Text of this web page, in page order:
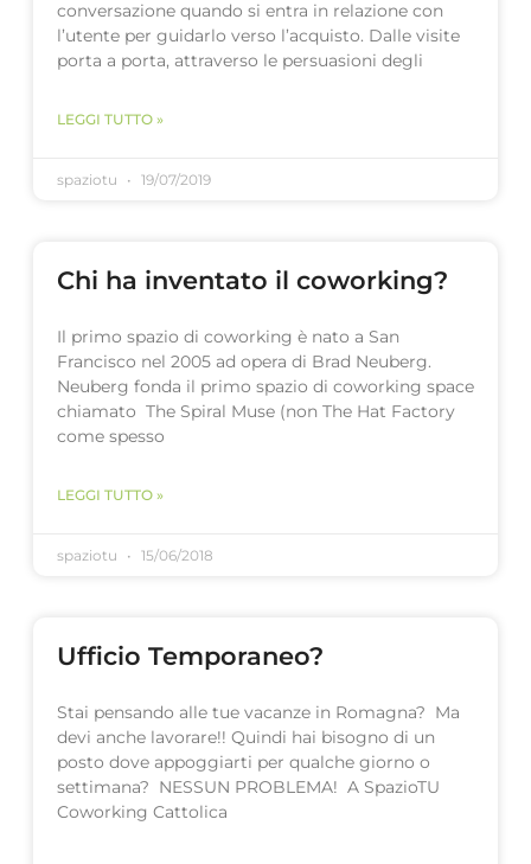
conversazione quando si entra in relazione con
l’utente per guidarlo verso l’acquisto. Dalle visite
porta a porta, attraverso le persuasioni degli
LEGGI TUTTO »
spaziotu 19/07/2019
Chi ha inventato il coworking?
Il primo spazio di coworking è nato a San
Francisco nel 2005 ad opera di Brad Neuberg.
Neuberg fonda il primo spazio di coworking space
chiamato The Spiral Muse (non The Hat Factory
come spesso
LEGGI TUTTO »
spaziotu 15/06/2018
Ufficio Temporaneo?
Stai pensando alle tue vacanze in Romagna? Ma
devi anche lavorare!! Quindi hai bisogno di un
posto dove appoggiarti per qualche giorno o
settimana? NESSUN PROBLEMA! A SpazioTU
Coworking Cattolica